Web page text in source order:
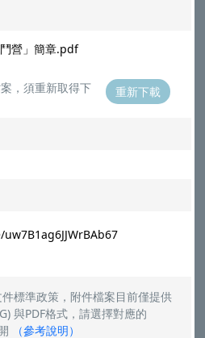
鬥營」簡章.pdf
，須重新取得下
重新下載
標準政策，附件檔案目前僅提供
與PDF格式，請選擇對應的
（參考說明）